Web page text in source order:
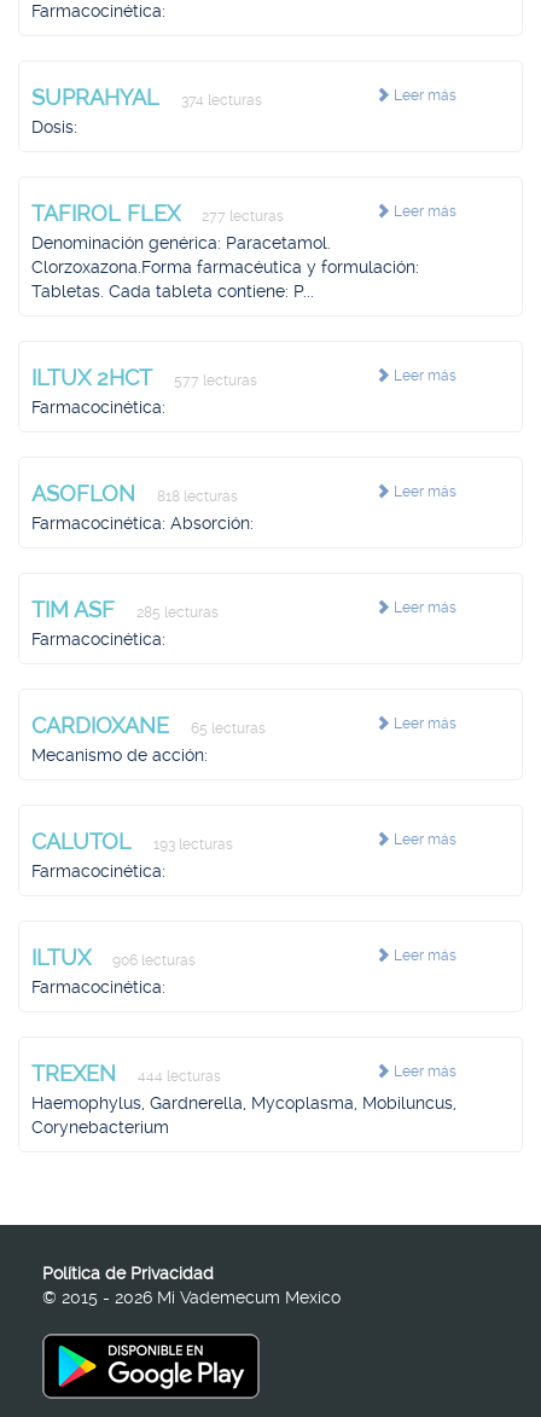
Farmacocinética:
Leer más
SUPRAHYAL 374 lecturas
Dosis:
Leer más
TAFIROL FLEX 277 lecturas
Denominación genérica: Paracetamol.
Clorzoxazona.Forma farmacéutica y formulación:
Tabletas. Cada tableta contiene: P...
Leer más
ILTUX 2HCT 577 lecturas
Farmacocinética:
Leer más
ASOFLON 818 lecturas
Farmacocinética: Absorción:
Leer más
TIM ASF 285 lecturas
Farmacocinética:
Leer más
CARDIOXANE 65 lecturas
Mecanismo de acción:
Leer más
CALUTOL 193 lecturas
Farmacocinética:
Leer más
ILTUX 906 lecturas
Farmacocinética:
Leer más
TREXEN 444 lecturas
Haemophylus, Gardnerella, Mycoplasma, Mobiluncus,
Corynebacterium
Política de Privacidad
© 2015 - 2026 Mi Vademecum Mexico